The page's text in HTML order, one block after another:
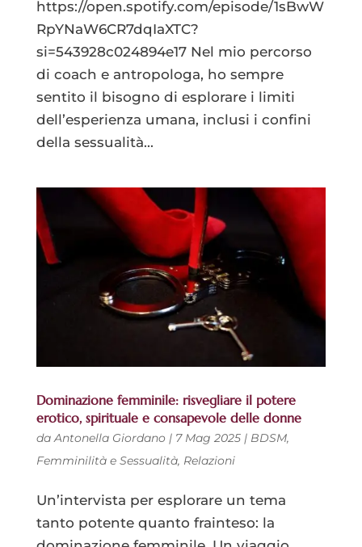
https://open.spotify.com/episode/1sBwW
RpYNaW6CR7dqIaXTC?
si=543928c024894e17 Nel mio percorso
di coach e antropologa, ho sempre
sentito il bisogno di esplorare i limiti
dell’esperienza umana, inclusi i confini
della sessualità...
Dominazione femminile: risvegliare il potere
erotico, spirituale e consapevole delle donne
daAntonella Giordano| 7 Mag 2025| BDSM,
Femminilità e Sessualità, Relazioni
Un’intervista per esplorare un tema
tanto potente quanto frainteso: la